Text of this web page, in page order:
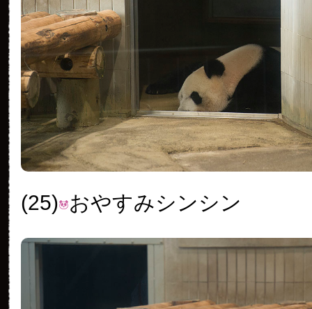
(25) おやすみシンシン